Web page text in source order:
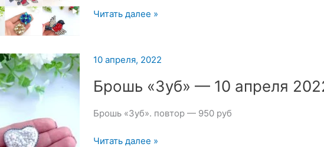
Подборка
коллекции
10
апреля
2022
Читать далее »
10 апреля, 2022
Брошь «Зуб» — 10 апреля
Брошь «Зуб». повтор — 950 руб
Брошь
Читать далее »